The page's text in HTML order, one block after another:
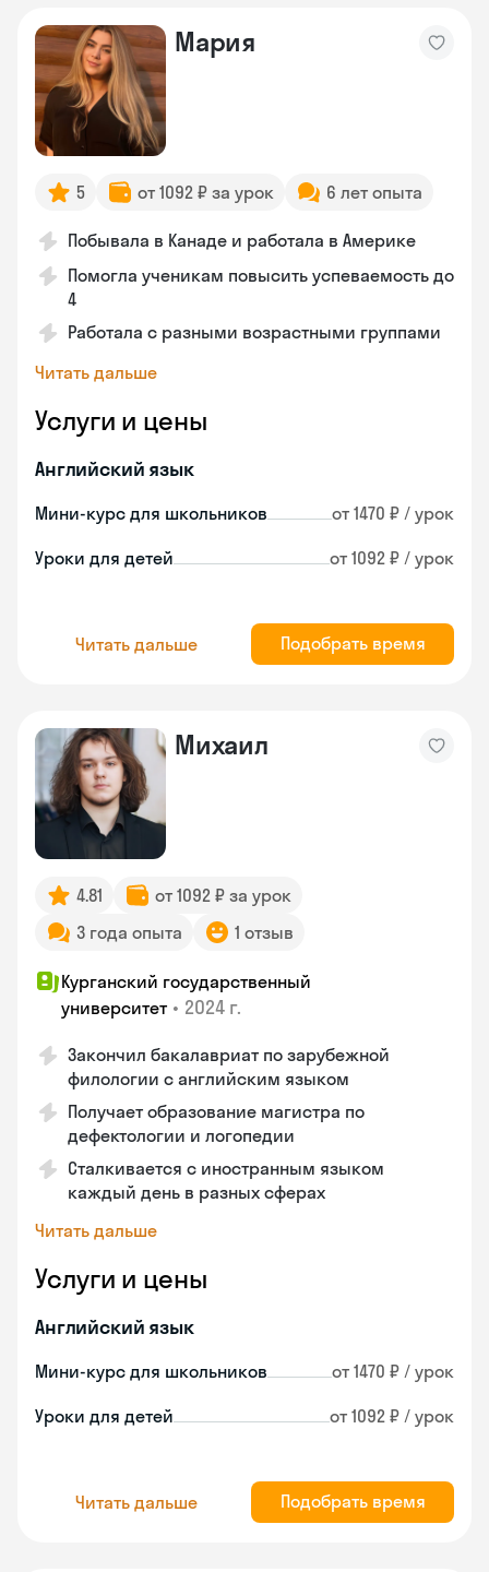
Мария
5 от 1092 ₽ за урок 6 лет опыта
Побывала в Канаде и работала в Америке
Помогла ученикам повысить успеваемость до
4
Работала с разными возрастными группами
Читать дальше
Услуги и цены
Английский язык
Мини-курс для школьников от 1470 ₽ / урок
Уроки для детей от 1092 ₽ / урок
Читать дальше Подобрать время
Михаил
4.81
от 1092 ₽ за урок
3 года опыта
1 отзыв
Курганский государственный
университет • 2024 г.
Закончил бакалавриат по зарубежной
филологии с английским языком
Получает образование магистра по
дефектологии и логопедии
Сталкивается с иностранным языком
каждый день в разных сферах
Читать дальше
Услуги и цены
Английский язык
Мини-курс для школьников от 1470 ₽ / урок
Уроки для детей от 1092 ₽ / урок
Читать дальше Подобрать время